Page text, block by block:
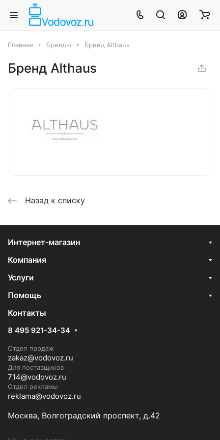
Главная Бренды Бренд Althaus
Бренд Althaus
Назад к списку
Интернет-магазин
Компания
Услуги
Помощь
Контакты
8 495 921-34-34
Отдел продаж
zakaz@vodovoz.ru
Для поставщиков
714@vodovoz.ru
Отдел рекламы
reklama@vodovoz.ru
Москва, Волгоградский проспект, д.42